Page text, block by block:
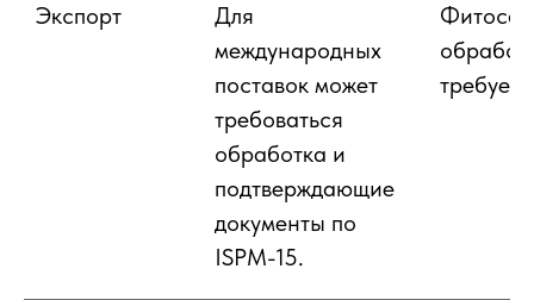
Экспорт
Для
международных
поставок может
требоваться
обработка и
подтверждающие
документы по
ISPM-15.